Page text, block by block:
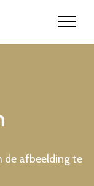
de afbeelding te